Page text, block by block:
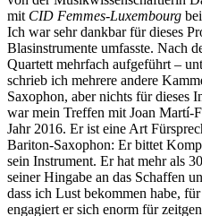
mit CID Femmes-Luxembourg
Ich war sehr dankbar für dieses
Blasinstrumente umfasste. Nach
Quartett mehrfach aufgeführt –
schrieb ich mehrere andere
Saxophon, aber nichts für dieses
war mein Treffen mit Joan Martí-
Jahr 2016. Er ist eine Art
Bariton-Saxophon: Er bittet
sein Instrument. Er hat mehr als
seiner Hingabe an das Schaffen
dass ich Lust bekommen habe,
engagiert er sich enorm für